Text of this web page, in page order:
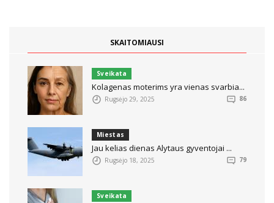
SKAITOMIAUSI
Sveikata
Kolagenas moterims yra vienas svarbia...
Rugsėjo 29, 2025 86
Miestas
Jau kelias dienas Alytaus gyventojai ...
Rugsėjo 18, 2025 79
Sveikata